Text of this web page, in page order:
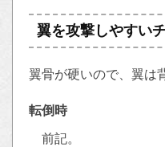
翼を攻撃しやすい
翼骨が硬いので、翼は
転倒時
前記。